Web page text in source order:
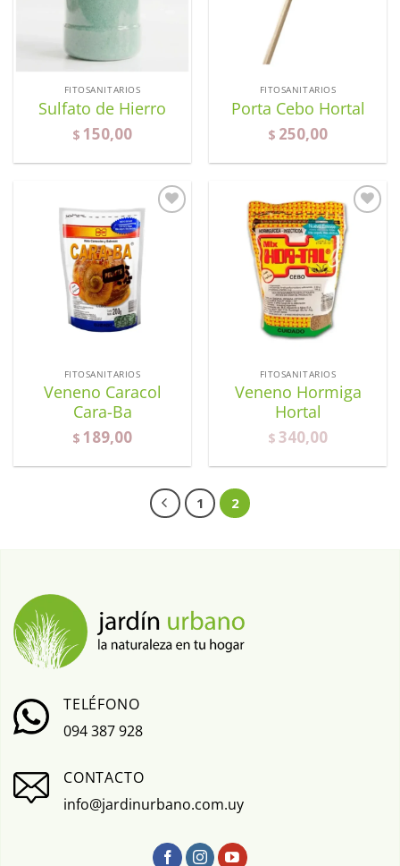
FITOSANITARIOS
Sulfato de Hierro
$ 150,00
FITOSANITARIOS
Porta Cebo Hortal
$ 250,00
FITOSANITARIOS
Veneno Caracol
Cara-Ba
$ 189,00
Añadir
lista de
deseos
FITOSANITARIOS
Veneno Hormiga
Hortal
$ 340,00
1 2
TELÉFONO
094 387 928
CONTACTO
info@jardinurbano.com.uy